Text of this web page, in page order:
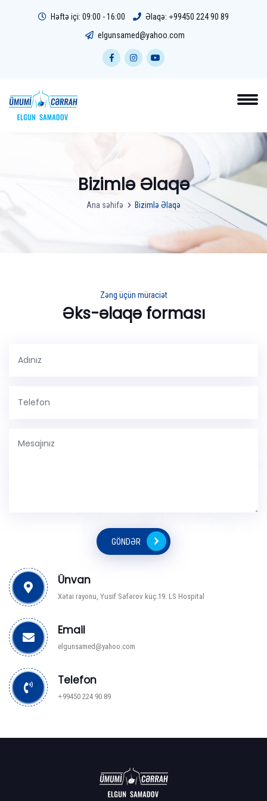
Həftə içi: 09:00 - 16:00 Əlaqə: +99450 224 90 89
elgunsamed@yahoo.com
Bizimlə Əlaqə
Ana səhifə Bizimlə Əlaqə
Zəng üçün müraciət
Əks-əlaqə forması
GÖNDƏR
Ünvan
Xətai rayonu, Yusif Səfərov küç.19. LS Hospital
Email
elgunsamed@yahoo.com
Telefon
+99450 224 90 89